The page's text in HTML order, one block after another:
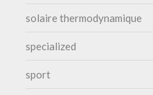
solaire thermodynamique
specialized
sport